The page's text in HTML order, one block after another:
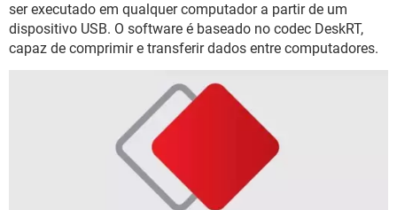
ser executado em qualquer computador a partir de um
dispositivo USB. O software é baseado no codec DeskRT,
capaz de comprimir e transferir dados entre computadores.